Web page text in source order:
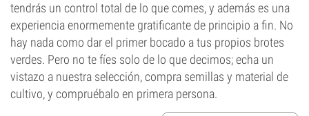
tendrás un control total de lo que comes, y además es una
experiencia enormemente gratificante de principio a fin. No
hay nada como dar el primer bocado a tus propios brotes
verdes. Pero no te fíes solo de lo que decimos; echa un
vistazo a nuestra selección, compra semillas y material de
cultivo, y compruébalo en primera persona.